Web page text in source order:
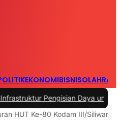
EKONOMIBISNIS
Pengisian Daya untuk Mobil
HUT Ke-80 Kodam III/